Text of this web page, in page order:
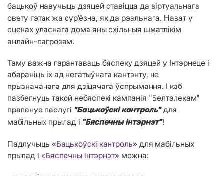
бацькоў навучыць дзяцей ставіцца да віртуальнага
свету гэтак жа сур'ёзна, як да рэальнага. Нават у
сценах уласнага дома яны схільныя шматлікім
анлайн-пагрозам.
Таму важна гарантаваць бяспеку дзяцей у Інтэрнеце і
абараніць іх ад негатыўнага кантэнту, не
прызначанага для дзіцячага ўспрымання. І каб
пазбегнуць такой небяспекі кампанія "Белтэлекам"
прапануе паслугі "Бацькоўскі кантроль"для
мабільных прылад і "Бяспечны інтэрнэт"!
Падлучыць «Бацькоўскі кантроль» для мабільных
прылад і «Бяспечны інтэрнэт» можна: